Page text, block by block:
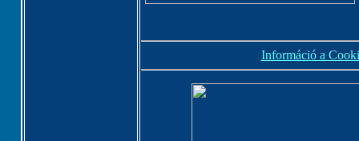
Információ a